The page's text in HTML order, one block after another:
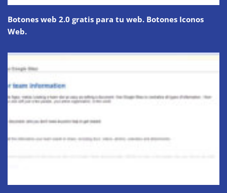
Botones web 2.0 gratis para tu web. Botones Iconos
Web.